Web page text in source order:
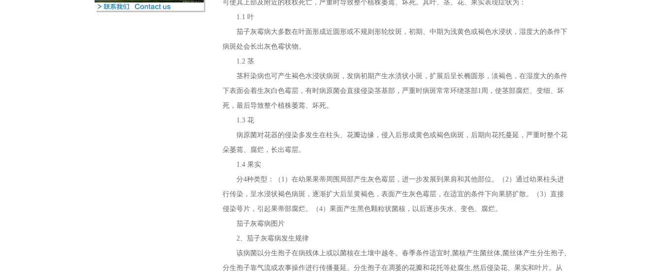
可使其上部及附近的枝杈死亡，严重时导致整个植株萎蔫、坏死。其叶、茎、花、果实表现症状为：
1.1 叶
茄子灰霉病大多数在叶面形成近圆形或不规则形轮纹斑，初期、中期为浅黄色或褐色水浸状，湿度大的条件下
病斑处会长出灰色霉状物。
1.2 茎
茎秆染病也可产生褐色水浸状病斑，发病初期产生水渍状小斑，扩展后呈长椭圆形，淡褐色，在湿度大的条件
下表面会着生灰白色霉层，有时病原菌会直接侵染茎基部，严重时病斑常常环绕茎部1周，使茎部腐烂、变细、坏
死，最后导致整个植株萎蔫、坏死。
1.3 花
病原菌对花器的侵染多发生在柱头、花瓣边缘，侵入后形成黄色或褐色病斑，后期向花托蔓延，严重时整个花
朵萎蔫、腐烂，长出霉层。
1.4 果实
分4种类型：（1）在幼果果蒂周围局部产生灰色霉层，进一步发展到果肩和其他部位。（2）通过幼果柱头进
行传染，呈水浸状褐色病斑，逐渐扩大后呈黄褐色，表面产生灰色霉层，在适宜的条件下向果脐扩散。（3）直接
侵染萼片，引起果蒂部腐烂。（4）果面产生黑色颗粒状菌核，以后逐步失水、变色、腐烂。
茄子灰霉病图片
2、茄子灰霉病发生规律
该病菌以分生孢子在病残体上或以菌核在土壤中越冬。春季条件适宜时,菌核产生菌丝体,菌丝体产生分生孢子,
分生孢子靠气流或农事操作进行传播蔓延。分生孢子在凋萎的花瓣和花托等处腐生,然后侵染花、果实和叶片。从